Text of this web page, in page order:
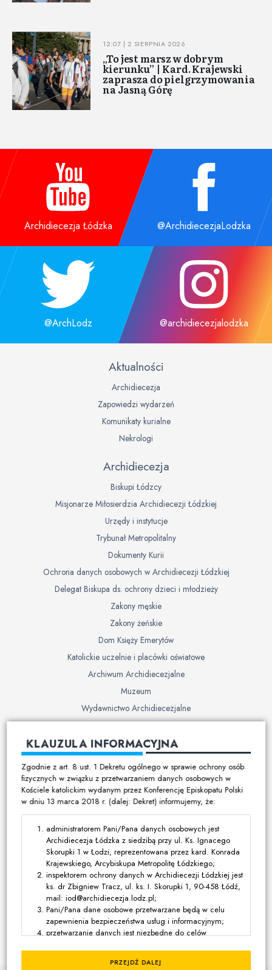
12:07 | 2 SIERPNIA 2026
„To jest marsz w dobrym
kierunku” | Kard. Krajewski
zaprasza do pielgrzymowania
na Jasną Górę
Archidiecezja Łódzka @ArchidiecezjaLodzka
@ArchLodz @archidiecezjalodzka
Aktualności
Archidiecezja
Zapowiedzi wydarzeń
Komunikaty kurialne
Nekrologi
Archidiecezja
Biskupi Łódzcy
Misjonarze Miłosierdzia Archidiecezji Łódzkiej
Urzędy i instytucje
Trybunał Metropolitalny
Dokumenty Kurii
Ochrona danych osobowych w Archidiecezji Łódzkiej
Delegat Biskupa ds. ochrony dzieci i młodzieży
Zakony męskie
Zakony żeńskie
Dom Księży Emerytów
Katolickie uczelnie i placówki oświatowe
Archiwum Archidiecezjalne
Muzeum
Wydawnictwo Archidiecezjalne
Cmentarze
Duszpasterstwo
Program duszpasterski
Kalendarz pracy duszpasterskiej
Duszpasterstwo specjalistyczne
Ruchy i stowarzyszenia
Multimedia
Filmy
Zdjęcia
Media katolickie
Kontakt
KLAUZULA INFORMACYJNA
Zgodnie z art. 8 ust. 1 Dekretu ogólnego w sprawie ochrony osób
fizycznych w związku z przetwarzaniem danych osobowych w
Kościele katolickim wydanym przez Konferencję Episkopatu Polski
w dniu 13 marca 2018 r. (dalej: Dekret) informujemy, że:
administratorem Pani/Pana danych osobowych jest
Archidiecezja Łódzka z siedzibą przy ul. Ks. Ignacego
Skorupki 1 w Łodzi, reprezentowana przez kard. Konrada
Krajewskiego, Arcybiskupa Metropolitę Łódzkiego;
inspektorem ochrony danych w Archidiecezji Łódzkiej jest
ks. dr Zbigniew Tracz, ul. ks. I. Skorupki 1, 90-458 Łódź,
mail: iod@archidiecezja.lodz.pl;
Pani/Pana dane osobowe przetwarzane będą w celu
zapewnienia bezpieczeństwa usług i informacyjnym;
przetwarzanie danych jest niezbędne do celów
z wyjątkiem sytuacji, w których nadrzędny charakter wobec
PRZEJDŹ DALEJ